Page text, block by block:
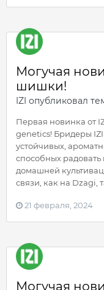
Могучая
шишки!
IZI опубликовал
Первая новинка от
genetics! Бридеры
устойчивых,
способных радовать
домашней
связи, как на Dzagi,
21 февраля, 2024
Могучая